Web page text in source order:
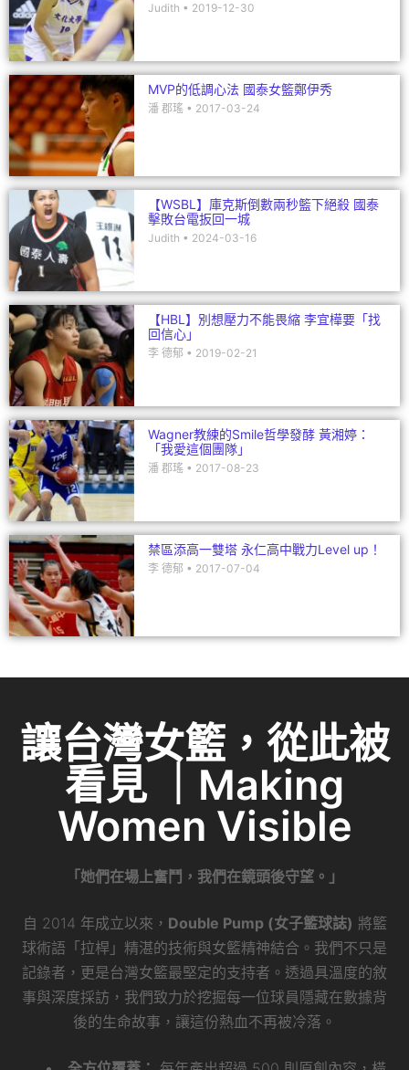
Judith 2019-12-30
MVP的低調心法 國泰女籃鄭伊秀
潘 郡瑤 2017-03-24
【WSBL】庫克斯倒數兩秒籃下絕殺 國泰
擊敗台電扳回一城
Judith 2024-03-16
【HBL】別想壓力不能畏縮 李宜樺要「找
回信心」
李 德郁 2019-02-21
Wagner教練的Smile哲學發酵 黃湘婷：
「我愛這個團隊」
潘 郡瑤 2017-08-23
禁區添高一雙塔 永仁高中戰力Level up！
李 德郁 2017-07-04
讓台灣女籃，從此被
看見 ｜Making
Women Visible
「她們在場上奮鬥，我們在鏡頭後守望。」
自 2014 年成立以來， Double Pump (女子籃球誌) 將籃
球術語「拉桿」精湛的技術與女籃精神結合。我們不只是
記錄者，更是台灣女籃最堅定的支持者。透過具溫度的敘
事與深度採訪，我們致力於挖掘每一位球員隱藏在數據背
後的生命故事，讓這份熱血不再被冷落。